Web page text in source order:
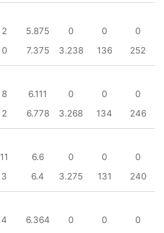
2 5.875 0 0
0
0 7.375 3.238 136 252
8 6.111 0 0
0
2 6.778 3.268 134 246
11 6.6 0 0
0
3 6.4 3.275 131 240
4 6.364 0 0
0